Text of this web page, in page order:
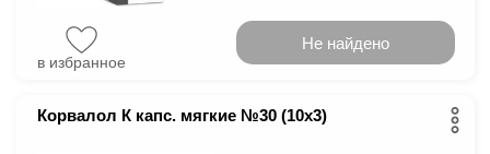
в избранное
Не найдено
Корвалол К капс. мягкие №30 (10х3)